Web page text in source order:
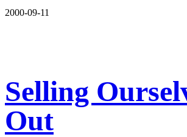
2000-09-11
Selling
Out